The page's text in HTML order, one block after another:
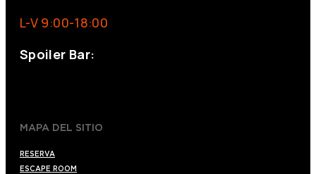
L-V 9:00-18:00
Spoiler Bar:
MAPA DEL SITIO
RESERVA
ESCAPE ROOM